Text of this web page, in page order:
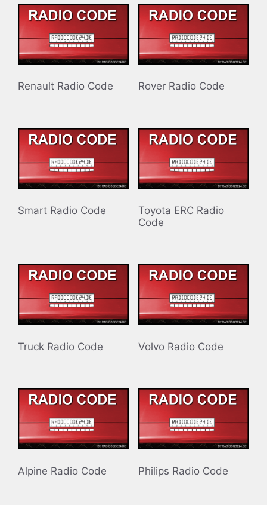
Renault Radio Code Rover Radio Code
Smart Radio Code
Toyota ERC Radio
Code
Truck Radio Code Volvo Radio Code
Alpine Radio Code Philips Radio Code